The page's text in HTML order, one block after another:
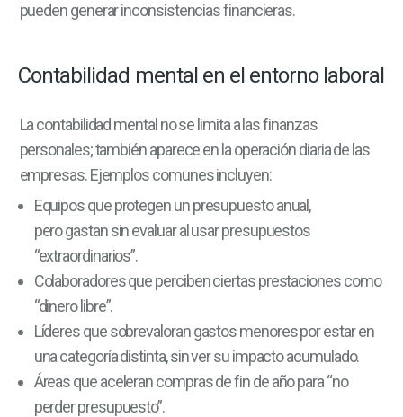
pueden generar inconsistencias financieras.
Contabilidad mental en el entorno laboral
La contabilidad mental no se limita a las finanzas
personales; también aparece en la operación diaria de las
empresas. Ejemplos comunes incluyen:
Equipos que protegen un presupuesto anual,
pero gastan sin evaluar al usar presupuestos
“extraordinarios”.
Colaboradores que perciben ciertas prestaciones como
“dinero libre”.
Líderes que sobrevaloran gastos menores por estar en
una categoría distinta, sin ver su impacto acumulado.
Áreas que aceleran compras de fin de año para “no
perder presupuesto”.